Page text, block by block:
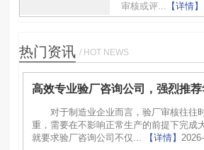
审核或评... 【详情】
热门资讯 / HOT NEWS
高效专业验厂咨询公司，强烈推荐
对于制造业企业而言，验厂审核往往
重，需要在不影响正常生产的前提下完成
就要求验厂咨询公司不仅...
【详情】